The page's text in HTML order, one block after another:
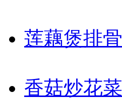
莲藕煲排
香菇炒花